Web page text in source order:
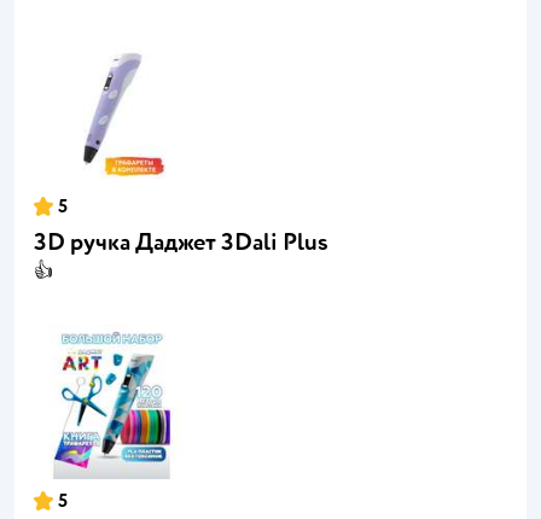
5
3D ручка Даджет 3Dali Plus
👍
5